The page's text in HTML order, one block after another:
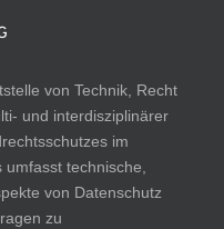
von Technik, Recht
und interdisziplinärer
im
technische,
von Datenschutz
zu